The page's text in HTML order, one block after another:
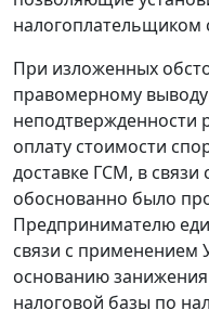
налогоплательщиком
При изложенных
правомерному
неподтвержденности
оплату стоимости
доставке ГСМ, в
обоснованно было
Предпринимателю
связи с применением
основанию
налоговой базы по